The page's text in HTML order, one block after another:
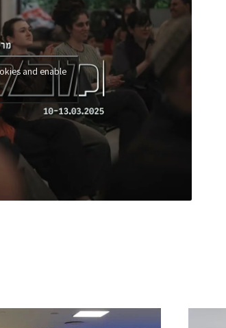
and enable